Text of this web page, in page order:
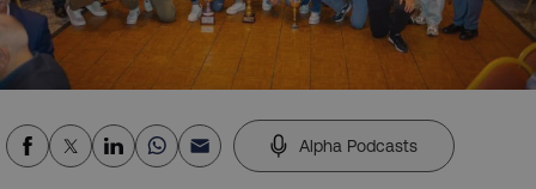
Alpha Podcasts